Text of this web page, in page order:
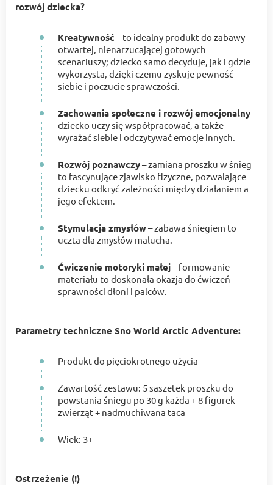
rozwój dziecka?
Kreatywność – to idealny produkt do zabawy
otwartej, nienarzucającej gotowych
scenariuszy; dziecko samo decyduje, jak i gdzie
wykorzysta, dzięki czemu zyskuje pewność
siebie i poczucie sprawczości.
Zachowania społeczne i rozwój emocjonalny–
dziecko uczy się współpracować, a także
wyrażać siebie i odczytywać emocje innych.
Rozwój poznawczy– zamiana proszku w śnieg
to fascynujące zjawisko fizyczne, pozwalające
dziecku odkryć zależności między działaniem a
jego efektem.
Stymulacja zmysłów– zabawa śniegiem to
uczta dla zmysłów malucha.
Ćwiczenie motoryki małej– formowanie
materiału to doskonała okazja do ćwiczeń
sprawności dłoni i palców.
Parametry techniczne Sno World Arctic Adventure:
Produkt do pięciokrotnego użycia
Zawartość zestawu: 5 saszetek proszku do
powstania śniegu po 30 g każda + 8 figurek
zwierząt + nadmuchiwana taca
Wiek: 3+
Ostrzeżenie (!)